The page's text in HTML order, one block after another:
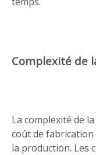
Complexité de
La complexité de
coût de
la production. Les